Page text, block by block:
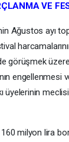
VE
Ağustos ayı
görüşmek
engellenmesi
üyelerinin
milyon lira